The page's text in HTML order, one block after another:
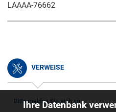
LAAAA-76662
VERWEISE
Bitte melden Sie sich an.
Ihre Datenbank